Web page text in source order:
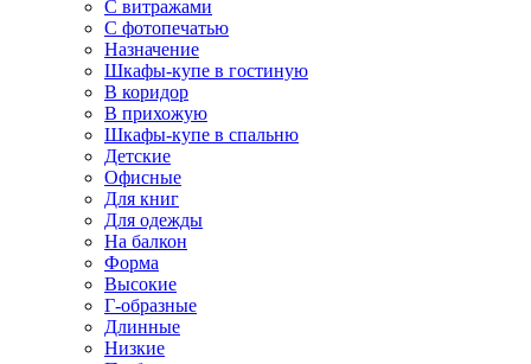
С витражами
С фотопечатью
Назначение
Шкафы-купе в гостиную
В коридор
В прихожую
Шкафы-купе в спальню
Детские
Офисные
Для книг
Для одежды
На балкон
Форма
Высокие
Г-образные
Длинные
Низкие